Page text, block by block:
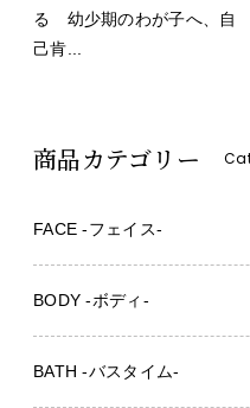
る 幼少期のわが子へ、自
己肯...
商品カテゴリー
FACE -フェイス-
BODY -ボディ-
BATH -バスタイム-